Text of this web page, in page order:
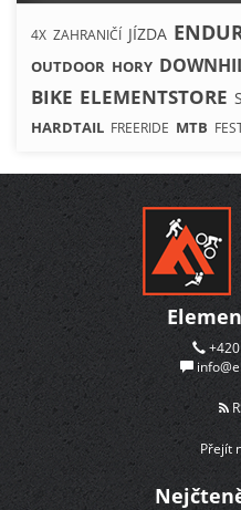
4X ZAHRANIČÍ JÍZDA
OUTDOOR HORY
BIKE ELEMENTSTORE
HARDTAIL FREERIDE MTB
Přejít